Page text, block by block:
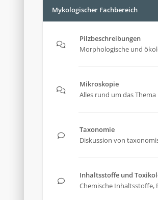
Mykologischer Fachbereich
Pilzbeschreibungen
Morphologische und
Mikroskopie
Alles rund um das
Taxonomie
Diskussion von
Inhaltsstoffe und
Chemische Inhaltsstoffe,